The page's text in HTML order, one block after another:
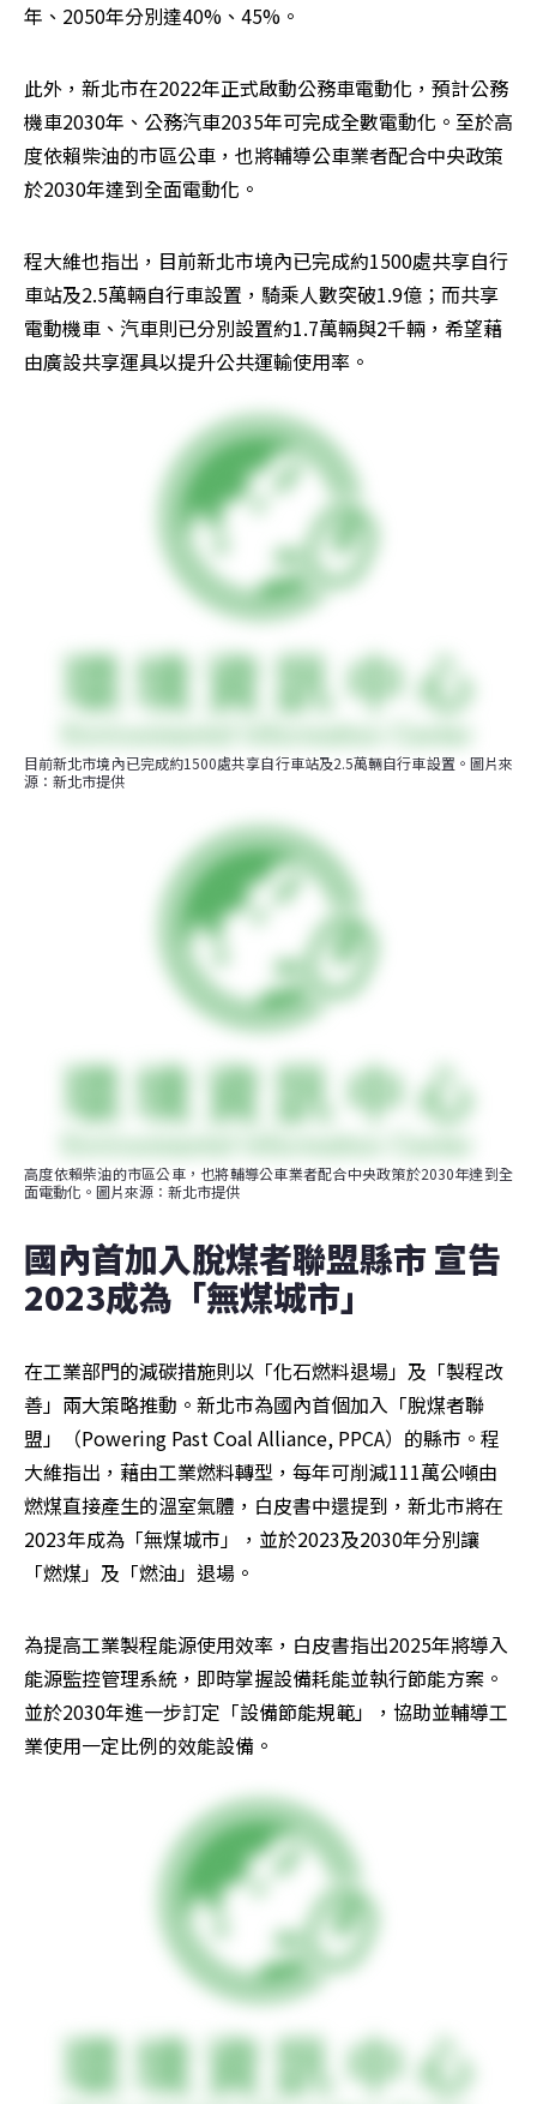
年、2050年分別達40%、45%。
此外，新北市在2022年正式啟動公務車電動化，預計公務
機車2030年、公務汽車2035年可完成全數電動化。至於高
度依賴柴油的市區公車，也將輔導公車業者配合中央政策
於2030年達到全面電動化。
程大維也指出，目前新北市境內已完成約1500處共享自行
車站及2.5萬輛自行車設置，騎乘人數突破1.9億；而共享
電動機車、汽車則已分別設置約1.7萬輛與2千輛，希望藉
由廣設共享運具以提升公共運輸使用率。
目前新北市境內已完成約1500處共享自行車站及2.5萬輛自行車設置。圖片來
源：新北市提供
高度依賴柴油的市區公車，也將輔導公車業者配合中央政策於2030年達到全
面電動化。圖片來源：新北市提供
國內首加入脫煤者聯盟縣市 宣告
2023成為「無煤城市」
在工業部門的減碳措施則以「化石燃料退場」及「製程改
善」兩大策略推動。新北市為國內首個加入「脫煤者聯
盟」（Powering Past Coal Alliance, PPCA）的縣市。程
大維指出，藉由工業燃料轉型，每年可削減111萬公噸由
燃煤直接產生的溫室氣體，白皮書中還提到，新北市將在
2023年成為「無煤城市」，並於2023及2030年分別讓
「燃煤」及「燃油」退場。
為提高工業製程能源使用效率，白皮書指出2025年將導入
能源監控管理系統，即時掌握設備耗能並執行節能方案。
並於2030年進一步訂定「設備節能規範」，協助並輔導工
業使用一定比例的效能設備。